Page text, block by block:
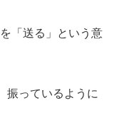
「送る」という意
振っているように